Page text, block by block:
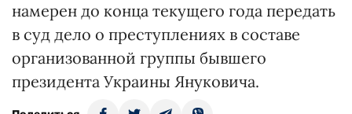
намерен до конца текущего года передать
в суд дело о преступлениях в составе
организованной группы бывшего
президента Украины Януковича.